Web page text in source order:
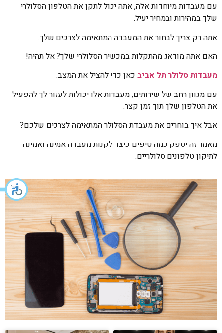
עם מעבדות מיוחדות אלה, אתה יכול לתקן את הטלפון הסלולרי
שלך במהירות ובמחיר יעיל.
אתה רק צריך לבחור את המעבדה המתאימה לצרכים שלך.
האם אתה מודאג מהתקלות במכשיר הסלולרי שלך? אל תהיה!
מעבדות סלולר תל אביב כאן כדי להציל את המצב.
עם מגוון רחב של שירותים, מעבדות אלו יכולות לעזור לך להפעיל
את הטלפון שלך תוך זמן קצר.
אבל איך בוחרים את מעבדת הסלולר המתאימה לצרכים שלכם?
מאמר זה יספק כמה טיפים כיצד לקנות מעבדה אמינה ואמינה
לתיקון טלפונים סלולריים.